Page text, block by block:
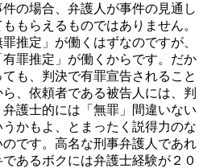
の場合、弁護人が事件の見通し
もらえるものではありません。
推定」が働くはずなのですが、
罪推定」が働くからです。だか
も、判決で有罪宣告されること
、依頼者である被告人には、判
護士的には「無罪」間違いない
かもよ、とまったく説得力のな
です。高名な刑事弁護人であれ
あるボクには弁護士経験が２０